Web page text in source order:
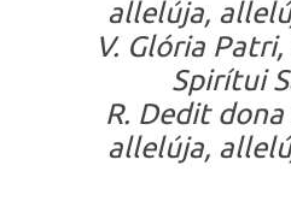
allelúja,
V. Glória
Spirítui
R. Dedit
allelúja,